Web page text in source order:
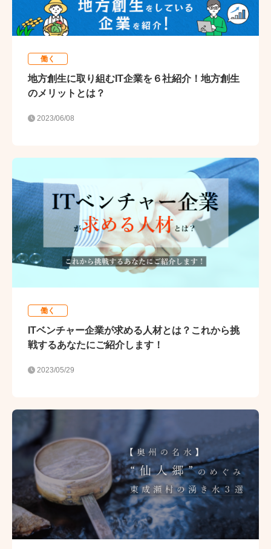
働く
地方創生に取り組むIT企業を６社紹介！地方創生
のメリットとは？
2023/06/08
働く
ITベンチャー企業が求める人材とは？これから挑
戦するあなたにご紹介します！
2023/05/29